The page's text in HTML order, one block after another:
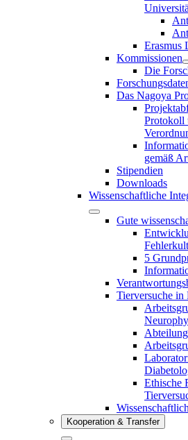
Erasmus
Kommissionen
Die
Das Nagoya
Protokoll
gemäß
Stipendien
Downloads
Wissenschaftliche
Gute
5
Tierversuche in
Ethische
Kooperation & Transfer